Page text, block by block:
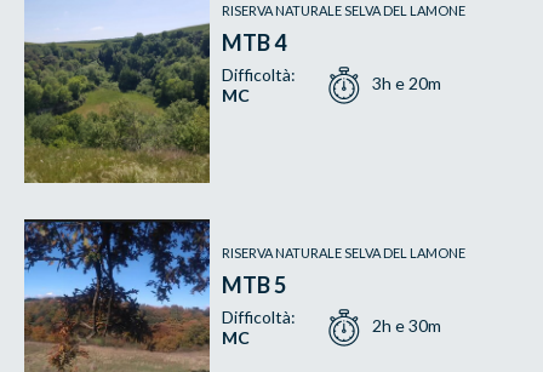
RISERVA NATURALE SELVA DEL LAMONE
MTB 4
Difficoltà:
MC
3h e 20m
RISERVA NATURALE SELVA DEL LAMONE
MTB 5
Difficoltà:
MC
2h e 30m